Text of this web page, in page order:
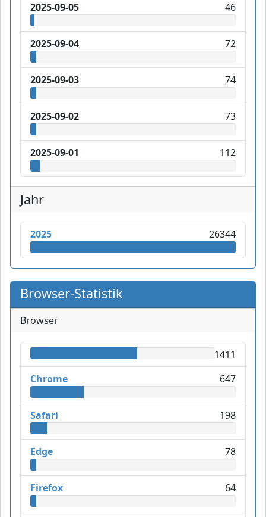
2025-09-05 46
2025-09-04 72
2025-09-03 74
2025-09-02 73
2025-09-01 112
Jahr
2025 26344
Browser-Statistik
Browser
1411
Chrome
647
Safari 198
Edge 78
Firefox 64